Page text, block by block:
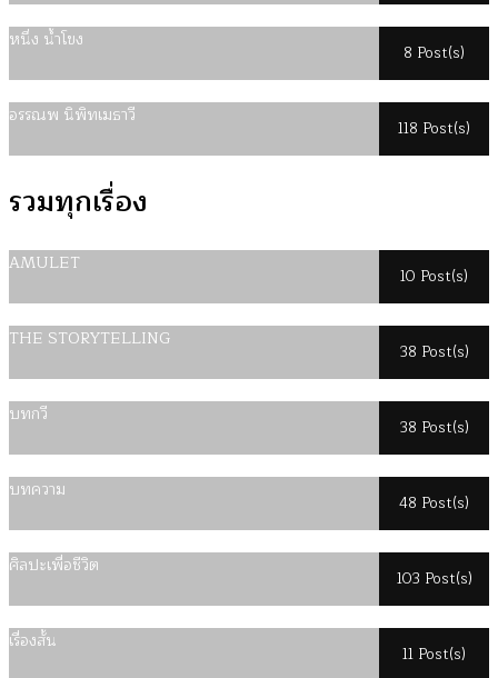
หนึ่ง น้ำโขง
8 Post(s)
อรรณพ นิพิทเมธาวี
118 Post(s)
รวมทุกเรื่อง
AMULET
10 Post(s)
THE STORYTELLING
38 Post(s)
บทกวี
38 Post(s)
บทความ
48 Post(s)
ศิลปะเพื่อชีวิต
103 Post(s)
เรื่องสั้น
11 Post(s)